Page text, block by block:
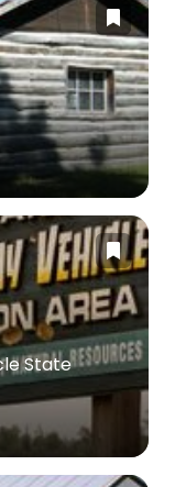
State